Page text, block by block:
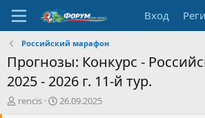
Вход
Российский марафон
Прогнозы: Конкурс -
2025 - 2026 г. 11-й тур.
А
rencis
Д
26.09.2025